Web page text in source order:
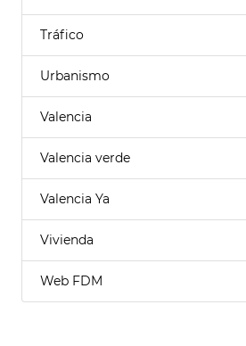
Tráfico
Urbanismo
Valencia
Valencia verde
Valencia Ya
Vivienda
Web FDM